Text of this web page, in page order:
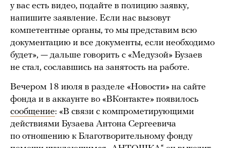
у вас есть видео, подайте в полицию заявку,
напишите заявление. Если нас вызовут
компетентные органы, то мы представим всю
документацию и все документы, если необходимо
будет», — дальше говорить с «Медузой» Бузаев
не стал, сославшись на занятость на работе.
Вечером 18 июля в разделе «Новости» на сайте
фонда и в аккаунте во «ВКонтакте» появилось
сообщение: «В связи с компрометирующими
действиями Бузаева Антона Сергеевича
по отношению к Благотворительному фонду